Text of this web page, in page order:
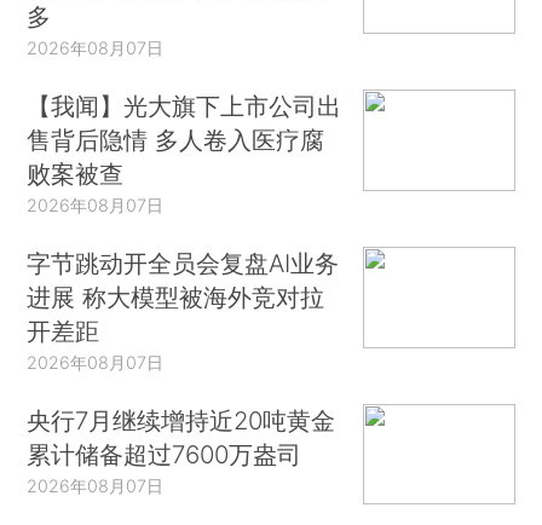
多
2026年08月07日
【我闻】光大旗下上市公司出
售背后隐情 多人卷入医疗腐
败案被查
2026年08月07日
字节跳动开全员会复盘AI业务
进展 称大模型被海外竞对拉
开差距
2026年08月07日
央行7月继续增持近20吨黄金
累计储备超过7600万盎司
2026年08月07日